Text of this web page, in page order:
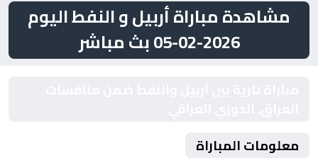
مشاهدة مباراة أربيل و النفط اليوم
2026-02-05 بث مباشر
معلومات المباراة